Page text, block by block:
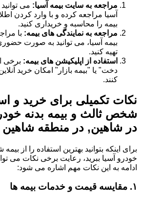
مراجعه به سایت بیمه آسیا: می
آسیا مراجعه کرده و با وارد کردن
بیمه را محاسبه و خریداری کنید.
مراجعه به نمایندگی های بیمه: با
بیمه آسیا، می توانید به صورت
تهیه کنید.
استفاده از اپلیکیشن های بیمه: برخی
دخت" یا "بیمه بازار" امکان خرید
کنند.
نکات تکمیلی برای خرید و
شخص ثالث و بیمه بدنه
در شاهین, در منطقه شاهین
برای اینکه بتوانید بهترین استفاده را از
خودرو آسیا ببرید، رعایت برخی نکات می
ادامه به این نکات مهم اشاره می شود:
۱. مقایسه قیمت و خدمات بیمه ها